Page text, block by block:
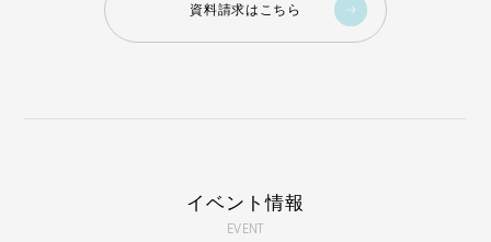
資料請求はこちら
イベント情報
EVENT